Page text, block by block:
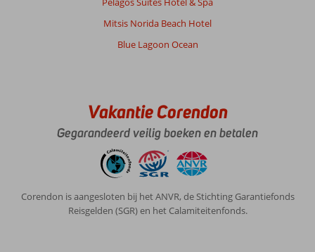
Mitsis Norida Beach Hotel
Blue Lagoon Ocean
Vakantie Corendon
Gegarandeerd veilig boeken en betalen
Corendon is aangesloten bij het ANVR, de Stichting Garantiefonds
Reisgelden (SGR) en het Calamiteitenfonds.